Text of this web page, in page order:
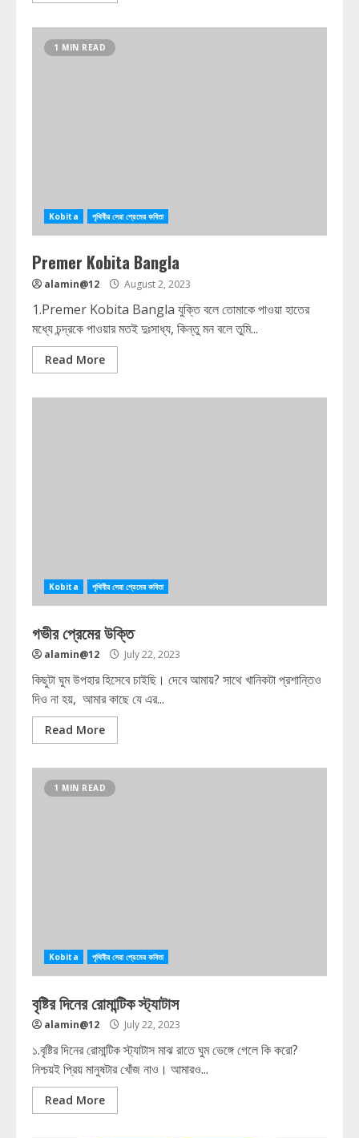
1 MIN READ
Kobita পৃথিবীর সেরা প্রেমের কবিতা
Premer Kobita Bangla
alamin@12 August 2, 2023
1.Premer Kobita Bangla যুক্তি বলে তোমাকে পাওয়া হাতের
মধ্যে চন্দ্রকে পাওয়ার মতই দুঃসাধ্য, কিন্তু মন বলে তুমি...
Read More
Kobita পৃথিবীর সেরা প্রেমের কবিতা
গভীর প্রেমের উক্তি
alamin@12 July 22, 2023
কিছুটা ঘুম উপহার হিসেবে চাইছি। দেবে আমায়? সাথে খানিকটা প্রশান্তিও
দিও না হয়, আমার কাছে যে এর...
Read More
1 MIN READ
Kobita পৃথিবীর সেরা প্রেমের কবিতা
বৃষ্টির দিনের রোমান্টিক স্ট্যাটাস
alamin@12 July 22, 2023
১.বৃষ্টির দিনের রোমান্টিক স্ট্যাটাস মাঝ রাতে ঘুম ভেঙ্গে গেলে কি করো?
নিশ্চয়ই প্রিয় মানুষটার খোঁজ নাও। আমারও...
Read More